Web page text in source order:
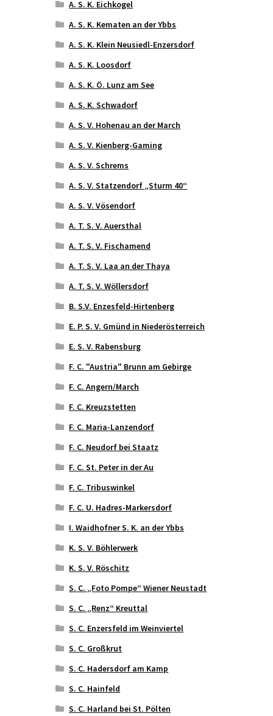
A. S. K. Eichkogel
A. S. K. Kematen an der Ybbs
A. S. K. Klein Neusiedl-Enzersdorf
A. S. K. Loosdorf
A. S. K. Ö. Lunz am See
A. S. K. Schwadorf
A. S. V. Hohenau an der March
A. S. V. Kienberg-Gaming
A. S. V. Schrems
A. S. V. Statzendorf „Sturm 40“
A. S. V. Vösendorf
A. T. S. V. Auersthal
A. T. S. V. Fischamend
A. T. S. V. Laa an der Thaya
A. T. S. V. Wöllersdorf
B. S.V. Enzesfeld-Hirtenberg
E. P. S. V. Gmünd in Niederösterreich
E. S. V. Rabensburg
F. C. "Austria" Brunn am Gebirge
F. C. Angern/March
F. C. Kreuzstetten
F. C. Maria-Lanzendorf
F. C. Neudorf bei Staatz
F. C. St. Peter in der Au
F. C. Tribuswinkel
F. C. U. Hadres-Markersdorf
I. Waidhofner S. K. an der Ybbs
K. S. V. Böhlerwerk
K. S. V. Röschitz
S. C. „Foto Pompe“ Wiener Neustadt
S. C. „Renz“ Kreuttal
S. C. Enzersfeld im Weinviertel
S. C. Großkrut
S. C. Hadersdorf am Kamp
S. C. Hainfeld
S. C. Harland bei St. Pölten